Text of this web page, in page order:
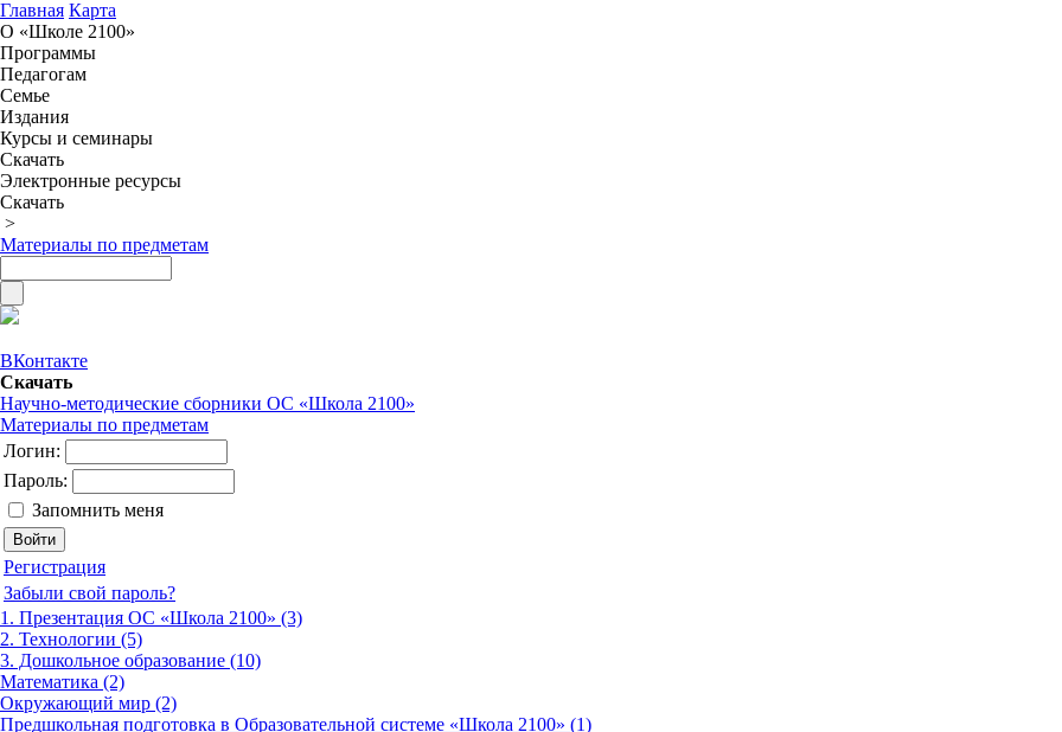
Главная Карта
О «Школе 2100»
Программы
Педагогам
Семье
Издания
Курсы и семинары
Скачать
Электронные ресурсы
Скачать
>
Материалы по предметам
ВКонтакте
Скачать
Научно-методические сборники ОС «Школа 2100»
Материалы по предметам
Логин:
Пароль:
Запомнить меня
Регистрация
Забыли свой пароль?
1. Презентация ОС «Школа 2100» (3)
2. Технологии (5)
3. Дошкольное образование (10)
Математика (2)
Окружающий мир (2)
Предшкольная подготовка в Образовательной системе «Школа 2100» (1)